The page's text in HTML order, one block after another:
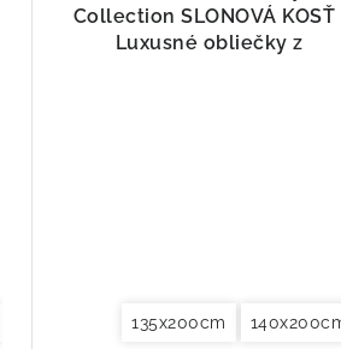
240x220cm
155x220cm
Collection SLONOVÁ KOSŤ
Luxusné obliečky z
135x200cm